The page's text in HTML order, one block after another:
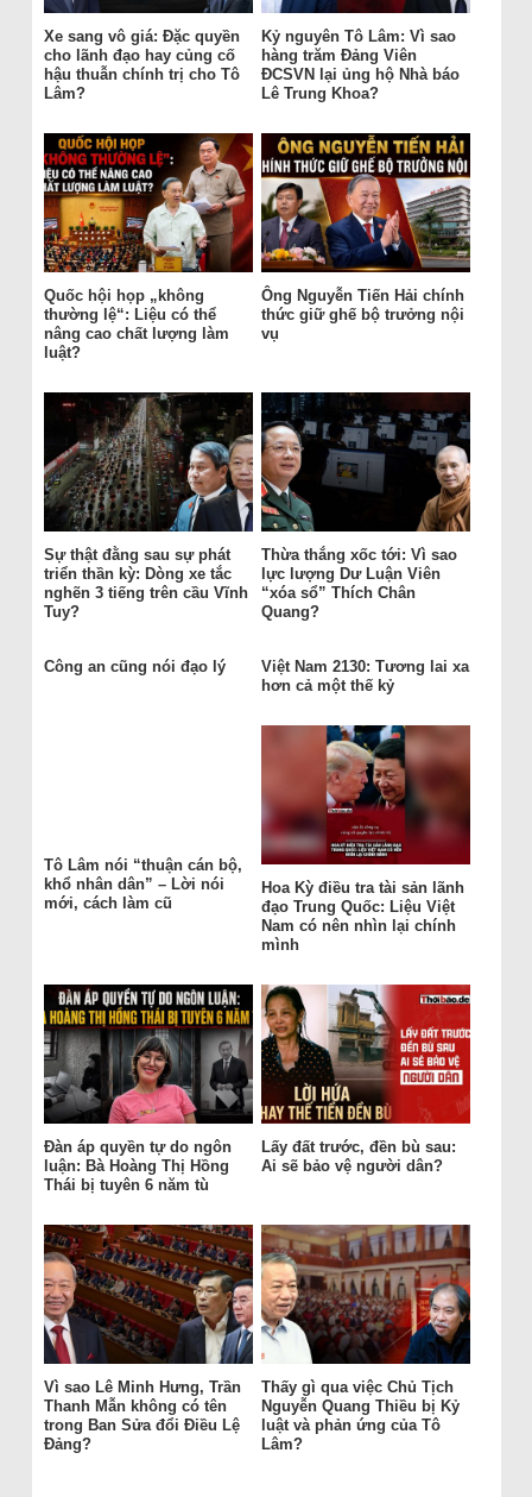
Xe sang vô giá: Đặc quyền
cho lãnh đạo hay củng cố
hậu thuẫn chính trị cho Tô
Lâm?
Kỷ nguyên Tô Lâm: Vì sao
hàng trăm Đảng Viên
ĐCSVN lại ủng hộ Nhà báo
Lê Trung Khoa?
Quốc hội họp „không
thường lệ“: Liệu có thể
nâng cao chất lượng làm
luật?
Ông Nguyễn Tiến Hải chính
thức giữ ghế bộ trưởng nội
vụ
Sự thật đằng sau sự phát
triển thần kỳ: Dòng xe tắc
nghẽn 3 tiếng trên cầu Vĩnh
Tuy?
Thừa thắng xốc tới: Vì sao
lực lượng Dư Luận Viên
“xóa sổ” Thích Chân
Quang?
Công an cũng nói đạo lý
Việt Nam 2130: Tương lai xa
hơn cả một thế kỷ
Tô Lâm nói “thuận cán bộ,
khổ nhân dân” – Lời nói
mới, cách làm cũ
Hoa Kỳ điều tra tài sản lãnh
đạo Trung Quốc: Liệu Việt
Nam có nên nhìn lại chính
mình
Đàn áp quyền tự do ngôn
luận: Bà Hoàng Thị Hồng
Thái bị tuyên 6 năm tù
Lấy đất trước, đền bù sau:
Ai sẽ bảo vệ người dân?
Vì sao Lê Minh Hưng, Trần
Thanh Mẫn không có tên
trong Ban Sửa đổi Điều Lệ
Đảng?
Thấy gì qua việc Chủ Tịch
Nguyễn Quang Thiều bị Kỷ
luật và phản ứng của Tô
Lâm?